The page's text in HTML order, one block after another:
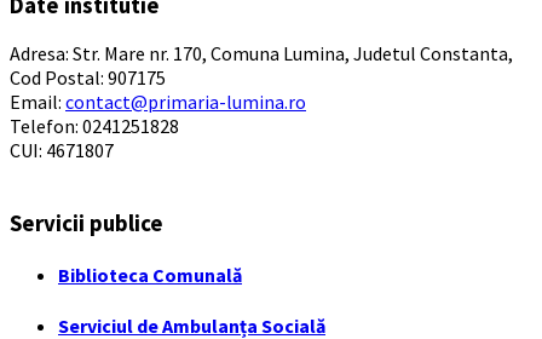
Adresa: Str. Mare nr. 170, Comuna Lumina, Judetul Constanta,
Cod Postal: 907175
Email: contact@primaria-lumina.ro
Telefon: 0241251828
CUI: 4671807
Servicii publice
Biblioteca Comunală
Serviciul de Ambulanța Socială